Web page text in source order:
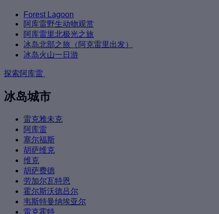
Forest Lagoon
阿库雷野生动物观赏
阿库雷里北极光之旅
冰岛北部之旅（阿克雷里出发）
冰岛火山一日游
探索阿库雷
冰岛城市
雷克雅未克
阿库雷
塞尔福斯
胡萨维克
维克
胡萨费德
劳加尔瓦特恩
霍尔斯沃德吕尔
韦斯特曼纳埃亚尔
雷克霍特